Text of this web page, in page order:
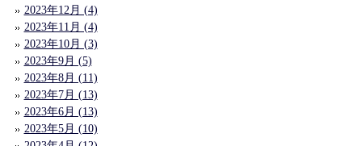
2023年12月 (4)
2023年11月 (4)
2023年10月 (3)
2023年9月 (5)
2023年8月 (11)
2023年7月 (13)
2023年6月 (13)
2023年5月 (10)